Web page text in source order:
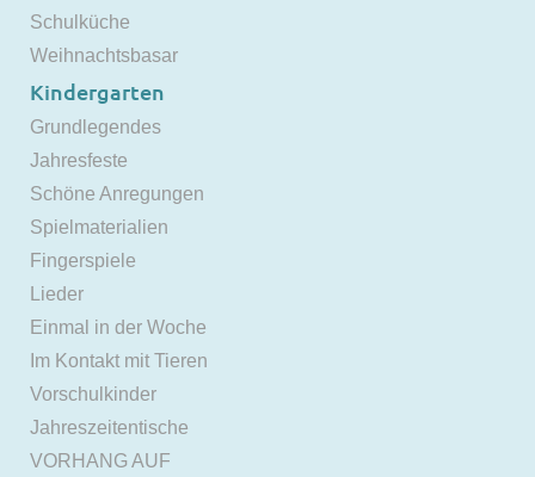
Schulküche
Weihnachtsbasar
Kindergarten
Grundlegendes
Jahresfeste
Schöne Anregungen
Spielmaterialien
Fingerspiele
Lieder
Einmal in der Woche
Im Kontakt mit Tieren
Vorschulkinder
Jahreszeitentische
VORHANG AUF